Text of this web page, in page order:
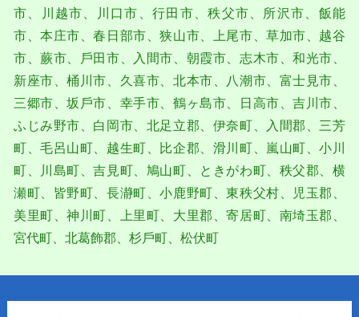
市、川越市、川⼝市、⾏⽥市、秩⽗市、所沢市、飯能
市、本庄市、春⽇部市、狭⼭市、上尾市、草加市、越⾕
市、蕨市、⼾⽥市、⼊間市、朝霞市、志木市、和光市、
新座市、桶川市、久喜市、北本市、⼋潮市、富士⾒市、
三郷市、坂⼾市、幸手市、鶴ヶ島市、⽇⾼市、吉川市、
ふじみ野市、⽩岡市、北足⽴郡、伊奈町、⼊間郡、三芳
町、⽑呂⼭町、越⽣町、⽐企郡、滑川町、嵐⼭町、⼩川
町、川島町、吉⾒町、鳩⼭町、ときがわ町、秩⽗郡、横
瀬町、皆野町、⻑瀞町、⼩⿅野町、東秩⽗村、児⽟郡、
美⾥町、神川町、上⾥町、⼤⾥郡、寄居町、南埼⽟郡、
宮代町、北葛飾郡、杉⼾町、松伏町